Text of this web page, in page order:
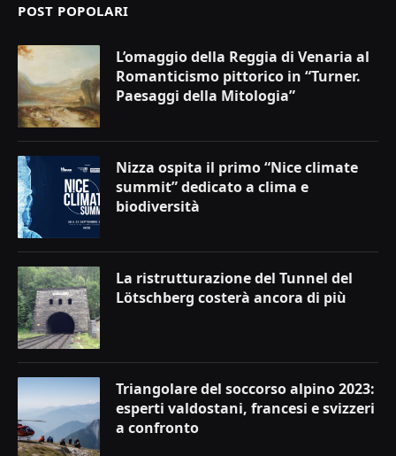
POST POPOLARI
L’omaggio della Reggia di Venaria al
Romanticismo pittorico in “Turner.
Paesaggi della Mitologia”
Nizza ospita il primo “Nice climate
summit” dedicato a clima e
biodiversità
La ristrutturazione del Tunnel del
Lötschberg costerà ancora di più
Triangolare del soccorso alpino 2023:
esperti valdostani, francesi e svizzeri
a confronto